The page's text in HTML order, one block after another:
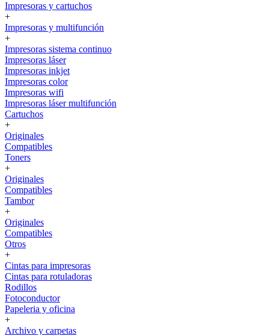
Impresoras y cartuchos
+
Impresoras y multifunción
+
Impresoras sistema continuo
Impresoras láser
Impresoras inkjet
Impresoras color
Impresoras wifi
Impresoras láser multifunción
Cartuchos
+
Originales
Compatibles
Toners
+
Originales
Compatibles
Tambor
+
Originales
Compatibles
Otros
+
Cintas para impresoras
Cintas para rotuladoras
Rodillos
Fotoconductor
Papeleria y oficina
+
Archivo y carpetas